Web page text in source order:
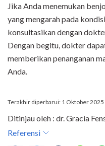
Jika Anda menemukan
yang mengarah pada
konsultasikan dengan
Dengan begitu, dokter
memberikan penanganan
Anda.
Terakhir diperbarui: 1 Oktober 2025